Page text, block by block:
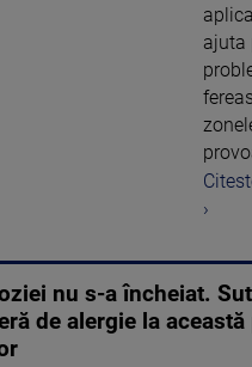
ajuta
›
nu s-a încheiat.
de alergie la această